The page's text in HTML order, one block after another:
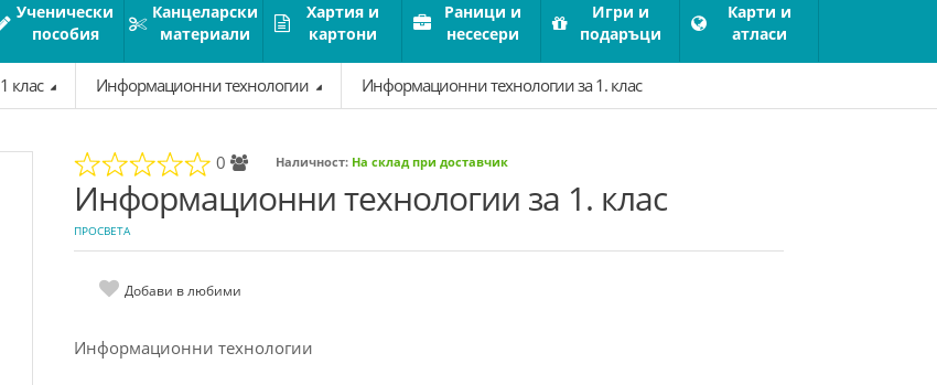
Ученически
пособия
Канцеларски
материали
Хартия и
картони
Раници и
несесери
Игри и
подаръци
Карти и
атласи
1 клас Информационни технологии Информационни технологии за 1. клас
0 Наличност: На склад при доставчик
Информационни технологии за 1. клас
ПРОСВЕТА
Добави в любими
Информационни технологии